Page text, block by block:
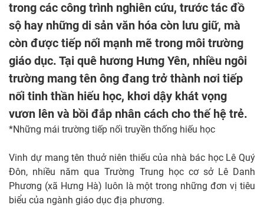
trong các công trình nghiên cứu, trước tác đồ
sộ hay những di sản văn hóa còn lưu giữ, mà
còn được tiếp nối mạnh mẽ trong môi trường
giáo dục. Tại quê hương Hưng Yên, nhiều ngôi
trường mang tên ông đang trở thành nơi tiếp
nối tinh thần hiếu học, khơi dậy khát vọng
vươn lên và bồi đắp nhân cách cho thế hệ trẻ.
*Những mái trường tiếp nối truyền thống hiếu học
Vinh dự mang tên thuở niên thiếu của nhà bác học Lê Quý
Đôn, nhiều năm qua Trường Trung học cơ sở Lê Danh
Phương (xã Hưng Hà) luôn là một trong những đơn vị tiêu
biểu của ngành giáo dục địa phương.